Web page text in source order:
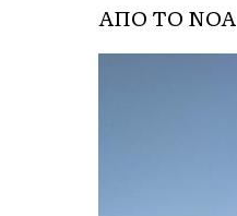
ΑΠΟ ΤΟ ΝΟΑ